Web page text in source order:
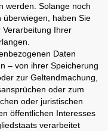
werden. Solange noch
überwiegen, haben Sie
Verarbeitung Ihrer
Daten
– von ihrer Speicherung
zur Geltendmachung,
oder zum
oder juristischen
öffentlichen Interesses
verarbeitet